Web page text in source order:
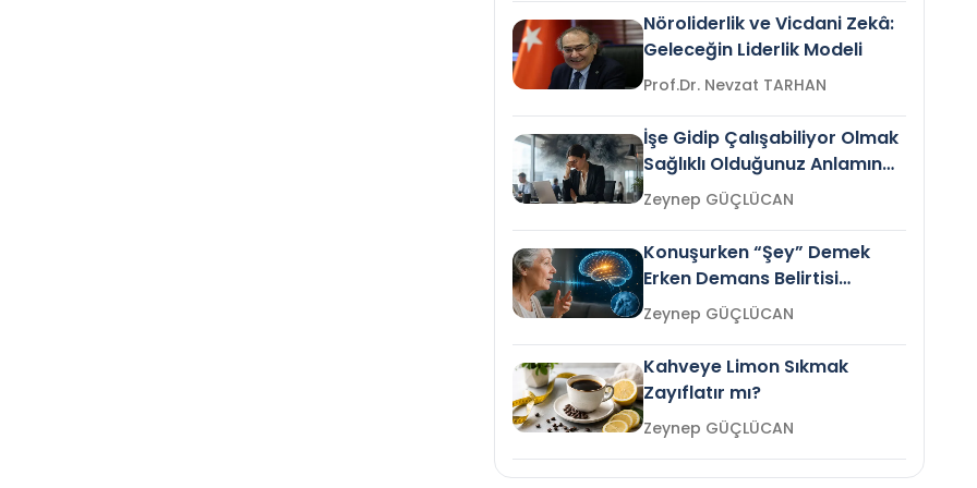
Nöroliderlik ve Vicdani Zekâ:
Geleceğin Liderlik Modeli
Prof.Dr. Nevzat TARHAN
İşe Gidip Çalışabiliyor Olmak
Sağlıklı Olduğunuz Anlamına
Gelir mi?Zeynep GÜÇLÜCAN
Konuşurken “Şey” Demek
Erken Demans Belirtisi
Olabilir mi?Zeynep GÜÇLÜCAN
Kahveye Limon Sıkmak
Zayıflatır mı?
Zeynep GÜÇLÜCAN